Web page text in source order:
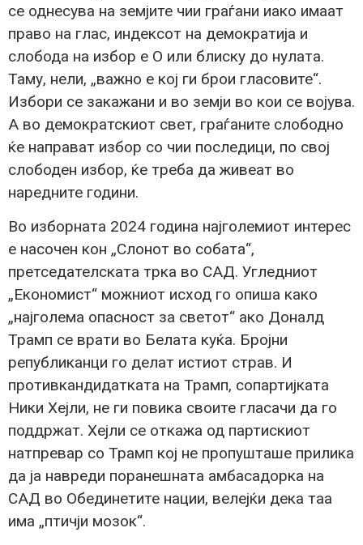
се однесува на земјите чии граѓани иако имаат
право на глас, индексот на демократија и
слобода на избор е О или блиску до нулата.
Таму, нели, „важно е кој ги брои гласовите“.
Избори се закажани и во земји во кои се војува.
А во демократскиот свет, граѓаните слободно
ќе направат избор со чии последици, по свој
слободен избор, ќе треба да живеат во
наредните години.
Во изборната 2024 година наjголемиот интерес
е насочен кон „Слонот во собата“,
претседателската трка во САД. Угледниот
„Економист“ можниот исход го опиша како
„најголема опасност за светот“ ако Доналд
Трамп се врати во Белата куќа. Бројни
републиканци го делат истиот страв. И
противкандидатката на Трамп, сопартијката
Ники Хејли, не ги повика своите гласачи да го
поддржат. Хејли се откажа од партискиот
натпревар со Трамп кој не пропушташе прилика
да ја навреди поранешната амбасадорка на
САД во Обединетите нации, велејќи дека таа
има „птичји мозок“.